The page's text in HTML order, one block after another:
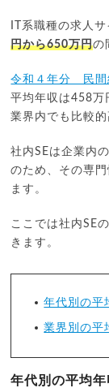
IT系職種の求人
円から650万円の
令和４年分 民間
平均年収は458万
業界内でも比較
社内SEは企業内
のため、その専
ます。
ここでは社内SE
きます。
年代別の平
業界別の平
年代別の平均年